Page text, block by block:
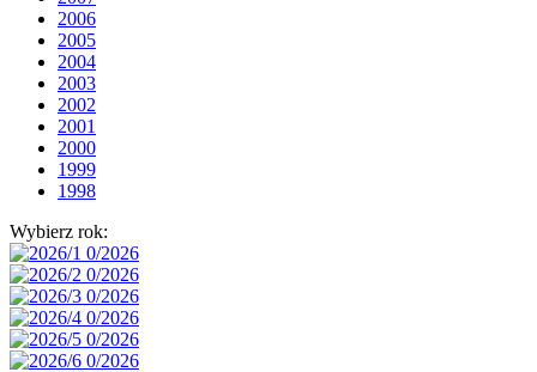
2006
2005
2004
2003
2002
2001
2000
1999
1998
Wybierz rok: